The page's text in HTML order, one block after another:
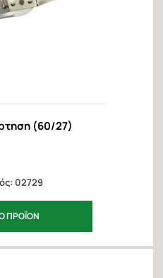
(60/27)
02729
ΠΡΟΪΟΝ